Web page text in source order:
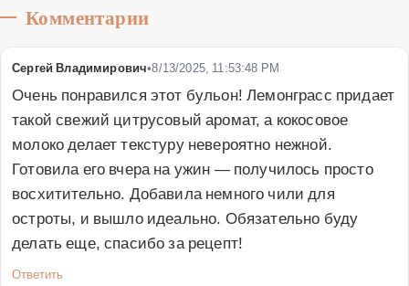
Комментарии
Сергей Владимирович•8/13/2025, 11:53:48 PM
Очень понравился этот бульон! Лемонграсс придает
такой свежий цитрусовый аромат, а кокосовое
молоко делает текстуру невероятно нежной.
Готовила его вчера на ужин — получилось просто
восхитительно. Добавила немного чили для
остроты, и вышло идеально. Обязательно буду
делать еще, спасибо за рецепт!
Ответить